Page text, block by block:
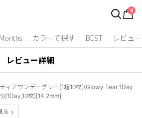
0
カラーで探す BEST レビュー
レビュー詳細
ィアワンデーグレー[1箱10枚](Glowy Tear 1Day
枚)[14.2mm]
る